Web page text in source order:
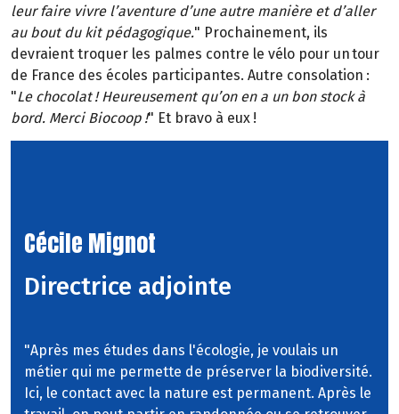
leur faire vivre l’aventure d’une autre manière et d’aller
au bout du kit pédagogique." Prochainement, ils
devraient troquer les palmes contre le vélo pour un tour
de France des écoles participantes. Autre consolation :
"Le chocolat ! Heureusement qu’on en a un bon stock à
bord. Merci Biocoop !" Et bravo à eux !
Cécile Mignot
Directrice adjointe
"Après mes études dans l'écologie, je voulais un
métier qui me permette de préserver la biodiversité.
Ici, le contact avec la nature est permanent. Après le